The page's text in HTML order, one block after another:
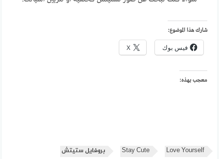
شارك هذا الموضوع:
فيس بوك X
معجب بهذه:
Love Yourself
Stay Cute
بروفايل ستيتش